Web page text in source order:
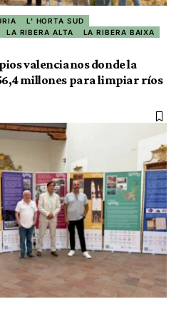
L' HORTA SUD
LA RIBERA ALTA
LA RIBERA BAIXA
valencianos donde la
millones para limpiar ríos